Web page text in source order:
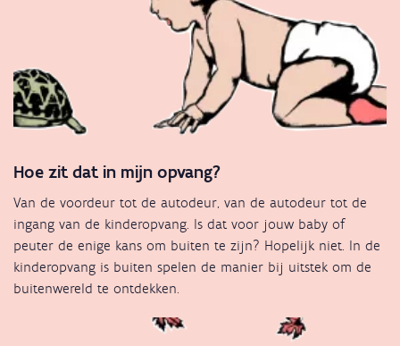
Hoe zit dat in mijn opvang?
Van de voordeur tot de autodeur, van de autodeur tot de
ingang van de kinderopvang. Is dat voor jouw baby of
peuter de enige kans om buiten te zijn? Hopelijk niet. In de
kinderopvang is buiten spelen de manier bij uitstek om de
buitenwereld te ontdekken.